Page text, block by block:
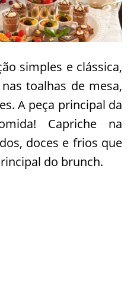
simples e clássica,
toalhas de mesa,
A peça principal da
Capriche na
doces e frios que
do brunch.